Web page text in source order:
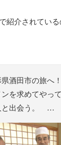
紹介されている
酒田市の旅へ
を求めてやっ
と出会う。 …